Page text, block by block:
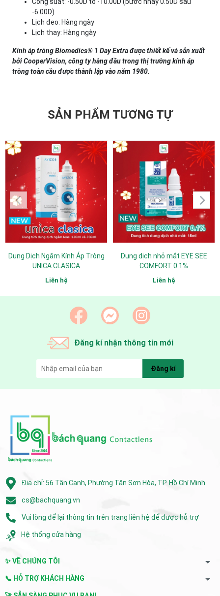
-6.00D)
Lịch đeo: Hàng ngày
Lịch thay: Hàng ngày
Kính áp tròng Biomedics® 1 Day Extra được thiết kế và sản xuất
bởi CooperVision, công ty hàng đầu trong thị trường kính áp
tròng toàn cầu được thành lập vào năm 1980.
SẢN PHẨM TƯƠNG TỰ
Dung Dịch Ngâm Kính Áp Tròng
UNICA CLASICA
Liên hệ
Dung dịch nhỏ mắt EYE SEE
COMFORT 0.1%
Liên hệ
Đăng kí nhận thông tin mới
Đăng kí
Địa chỉ: 56 Tân Canh, Phường Tân Sơn Hòa, TP. Hồ Chí Minh
cs@bachquang.vn
Vui lòng để lại thông tin trên trang liên hệ để được hỗ trợ
Hệ thống cửa hàng
✨ VỀ CHÚNG TÔI
📞 HỖ TRỢ KHÁCH HÀNG